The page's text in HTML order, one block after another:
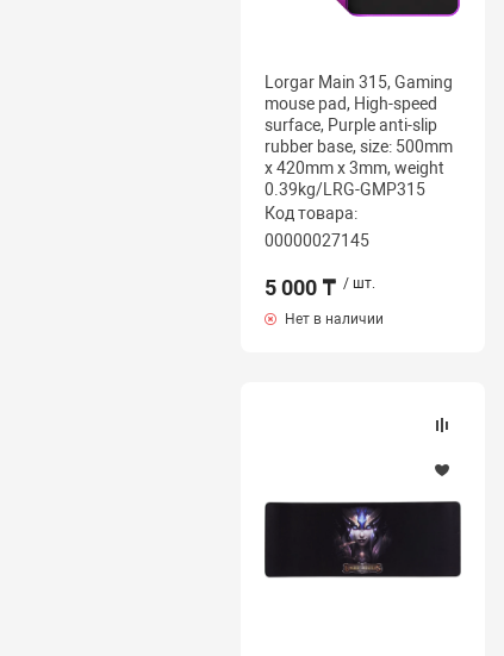
Lorgar Main 315, Gaming
mouse pad, High-speed
surface, Purple anti-slip
rubber base, size: 500mm
x 420mm x 3mm, weight
0.39kg/LRG-GMP315
Код товара:
00000027145
5 000 ₸ / шт.
Нет в наличии